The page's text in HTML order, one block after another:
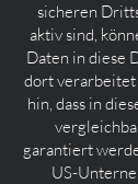
sicheren
aktiv sind,
Daten in diese
dort verarbeitet
hin, dass in
garantiert
US-